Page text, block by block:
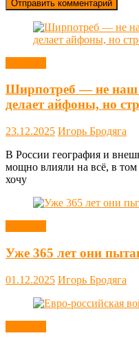
Ширпотреб — не наш
делает айфоны, но
23.12.2025 Игорь Бродяга
В России география и
мощно влияли на всё, в
хочу
Уже 365 лет они
01.12.2025 Игорь Бродяга